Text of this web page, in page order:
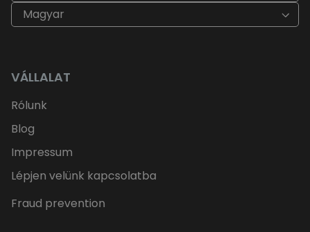
Magyar
VÁLLALAT
Rólunk
Blog
Impressum
Lépjen velünk kapcsolatba
Fraud prevention